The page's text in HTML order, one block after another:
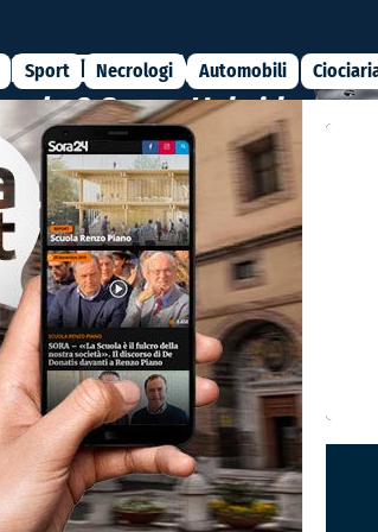
Sport Necrologi Automobili